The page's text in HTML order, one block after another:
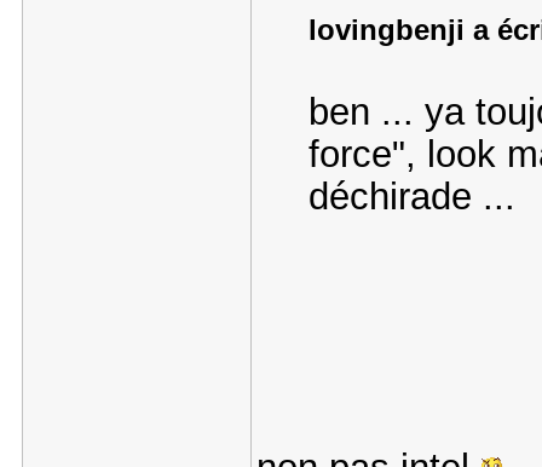
lovingbenji a
ben ... ya
force", look
déchirade ...